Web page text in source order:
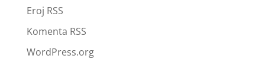
Eroj RSS
Komenta RSS
WordPress.org